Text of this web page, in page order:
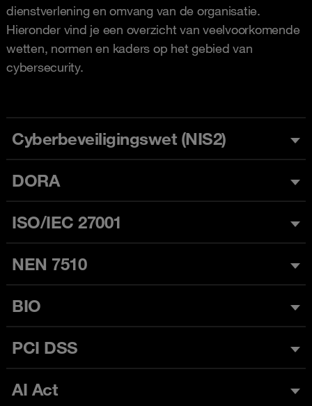
dienstverlening en omvang van de organisatie.
Hieronder vind je een overzicht van veelvoorkomende
wetten, normen en kaders op het gebied van
cybersecurity.
Cyberbeveiligingswet (NIS2)
DORA
ISO/IEC 27001
NEN 7510
BIO
PCI DSS
AI Act